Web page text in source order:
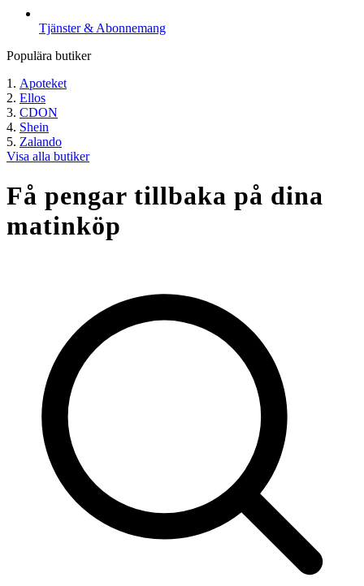
Tjänster & Abonnemang
Populära butiker
Apoteket
Ellos
CDON
Shein
Zalando
Visa alla butiker
Få pengar tillbaka på dina
matinköp